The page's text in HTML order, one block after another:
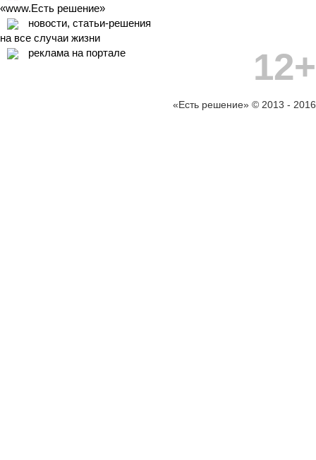
«www.Есть решение»
новости, статьи-решения
на все случаи жизни
реклама на портале
12+
«Есть решение» © 2013 - 2016